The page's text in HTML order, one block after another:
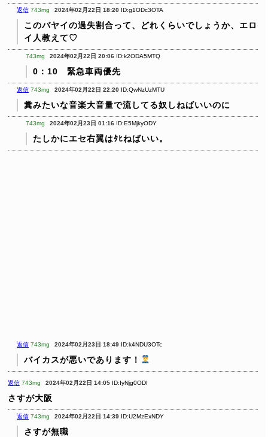
返信 743mg 2024年02月22日 18:20 ID:g1ODc3OTA
このバヤイの過失割合って、どれくらいでしょうか、エロ
イ人教えて♡
743mg 2024年02月22日 20:06 ID:k2ODA5MTQ
0：10 緊急車両優先
返信 743mg 2024年02月22日 22:20 ID:QwNzUzMTU
糞みたいな音楽大音量で流してる奴しねばいいのに
743mg 2024年02月23日 01:16 ID:E5MjkyODY
たしかにエセ右翼はﾀﾋねばいい。
返信 743mg 2024年02月23日 18:49 ID:k4NDU3OTc
バイカスが悪いであります！
返信 743mg 2024年02月22日 14:05 ID:IyNjg0ODI
さすが大阪
返信 743mg 2024年02月22日 14:39 ID:U2MzExNDY
さすが無職